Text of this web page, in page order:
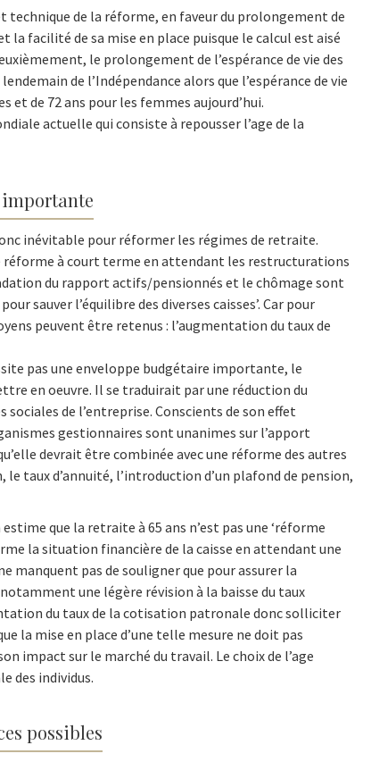
de la réforme, en faveur du prolongement de
facilité de sa mise en place puisque le calcul est aisé
le prolongement de l’espérance de vie des
de l’Indépendance alors que l’espérance de vie
et de 72 ans pour les femmes aujourd’hui.
actuelle qui consiste à repousser l’age de la
inévitable pour réformer les régimes de retraite.
réforme à court terme en attendant les restructurations
du rapport actifs/pensionnés et le chômage sont
sauver l’équilibre des diverses caisses’. Car pour
peuvent être retenus : l’augmentation du taux de
pas une enveloppe budgétaire importante, le
en oeuvre. Il se traduirait par une réduction du
sociales de l’entreprise. Conscients de son effet
gestionnaires sont unanimes sur l’apport
devrait être combinée avec une réforme des autres
taux d’annuité, l’introduction d’un plafond de pension,
que la retraite à 65 ans n’est pas une ‘réforme
la situation financière de la caisse en attendant une
manquent pas de souligner que pour assurer la
une légère révision à la baisse du taux
du taux de la cotisation patronale donc solliciter
la mise en place d’une telle mesure ne doit pas
impact sur le marché du travail. Le choix de l’age
des individus.
possibles